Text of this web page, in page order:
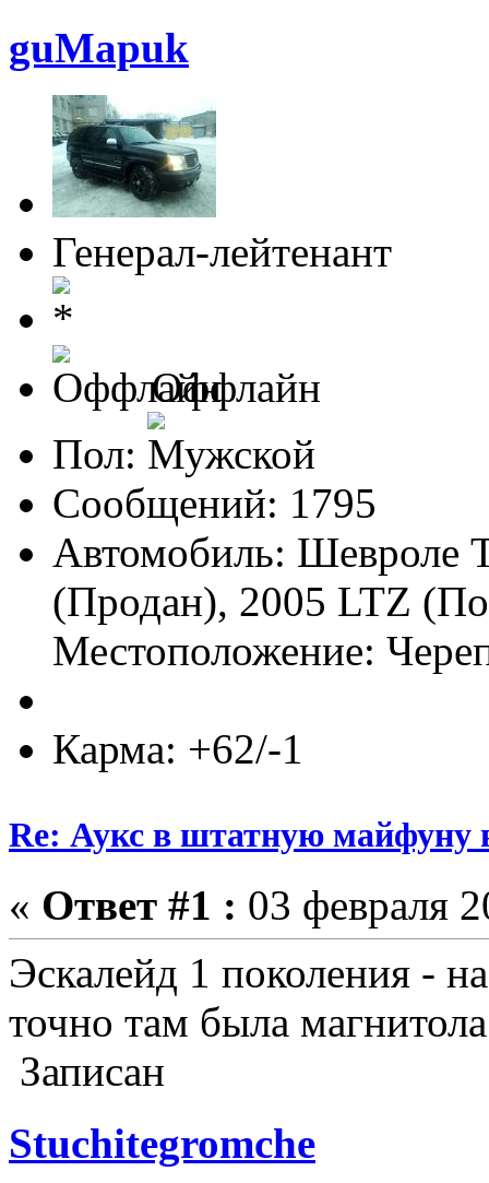
guMapuk
Генерал-лейтенант
Оффлайн
Пол:
Сообщений: 1795
Автомобиль: Шевроле
(Продан), 2005 LTZ
Местоположение:
Карма: +62/-1
Re: Аукс в штатную майфуну
« Ответ #1 : 03 февраля
Эскалейд 1 поколения -
точно там была
Записан
Stuchitegromche